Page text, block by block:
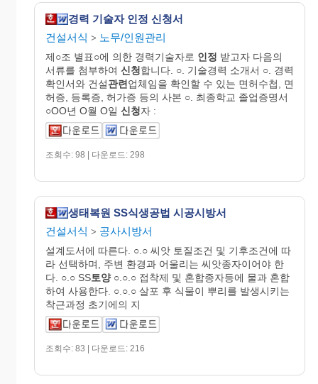
경력 기술자 인정 신청서
건설서식 > 노무/인원관리
제○조 별표○에 의한 경력기술자로 인정 받고자 다음의
서류를 첨부하여 신청합니다. ○. 기술경력 소개서 ○. 경력
확인서와 건설관련업체임을 확인할 수 있는 면허수첩, 면
허증, 등록증, 허가증 등의 사본 ○. 최종학교 졸업증명서
○OO년 O월 O일 신청자 :
조회수: 98 | 다운로드: 298
생태복원 SS식생공법 시공시방서
건설서식 > 공사시방서
설계도서에 따른다. ○.○ 씨앗 토질조건 및 기후조건에 따
라 선택하며, 주변 환경과 어울리는 씨앗종자이어야 한
다. ○.○ SS토양○.○.○ 접착제 및 혼합종자등에 물과 혼합
하여 사용한다. ○.○.○ 살포 후 식물이 뿌리를 발생시키는
착근과정 초기에의 지
조회수: 83 | 다운로드: 216